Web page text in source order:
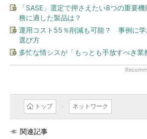
「SASE」選定で押さえたい8つの重要
務に適した製品は？
運用コスト55％削減も可能？ 事例に学
選び方
多忙な情シスが「もっとも手放すべき業
トップ ネットワーク
関連記事